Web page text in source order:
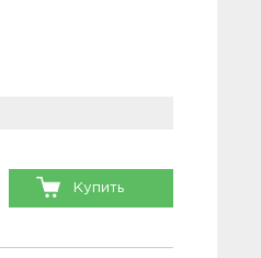
Купить